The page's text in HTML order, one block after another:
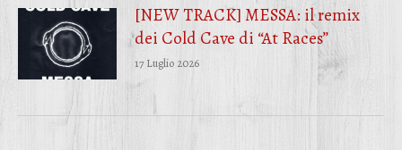
[NEW TRACK] MESSA: il remix
dei Cold Cave di “At Races”
17 Luglio 2026